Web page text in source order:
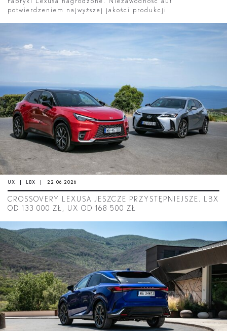
potwierdzeniem najwyższej jakości produkcji
UX LBX 22-06-2026
CROSSOVERY LEXUSA JESZCZE PRZYSTĘPNIEJSZE. LBX
OD 133 000 ZŁ, UX OD 168 500 ZŁ